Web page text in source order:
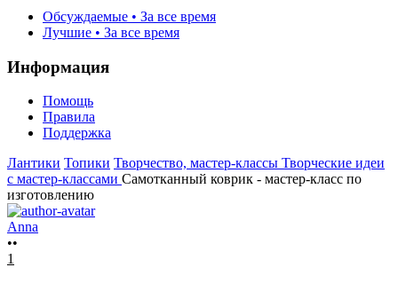
Обсуждаемые • За все время
Лучшие • За все время
Информация
Помощь
Правила
Поддержка
Лантики Топики Творчество, мастер-классы Творческие идеи
с мастер-классами Самотканный коврик - мастер-класс по
изготовлению
Anna
••
1